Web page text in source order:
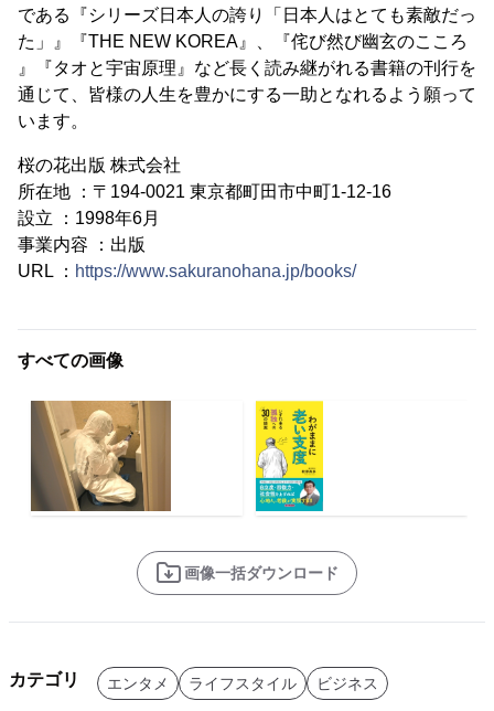
である『シリーズ日本人の誇り「日本人はとても素敵だっ
た」』『THE NEW KOREA』、『侘び然び幽玄のこころ
』『タオと宇宙原理』など長く読み継がれる書籍の刊行を
通じて、皆様の人生を豊かにする一助となれるよう願って
います。
桜の花出版 株式会社
所在地 ：〒194-0021 東京都町田市中町1-12-16
設立 ：1998年6月
事業内容 ：出版
URL ： https://www.sakuranohana.jp/books/
すべての画像
画像一括ダウンロード
カテゴリ エンタメ ライフスタイル ビジネス